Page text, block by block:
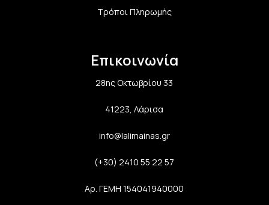
Τρόποι Πληρωμής
Επικοινωνία
28ης Οκτωβρίου 33
41223, Λάρισα
info@lalimainas.gr
(+30) 2410 55 22 57
Αρ. ΓΕΜΗ 154041940000